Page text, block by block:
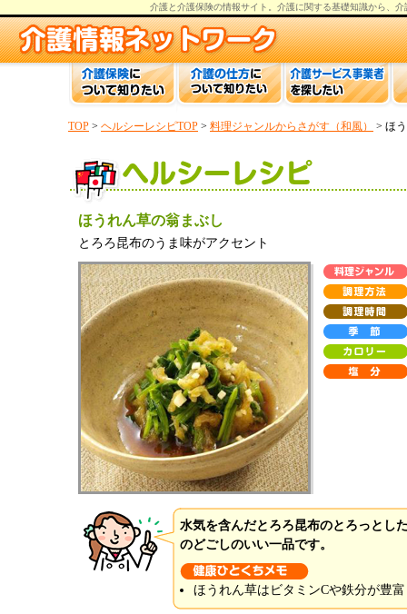
介護と介護保険の情報サイト。 介護に関する基礎知識から、 介
TOP > ヘルシーレシピTOP > 料理ジャンルからさがす（和風） > ほ
ほうれん草の翁まぶし
とろろ昆布のうま味がアクセント
水気を含んだとろろ昆布のとろっとし
のどごしのいい一品です。
ほうれん草はビタミンCや鉄分が豊富